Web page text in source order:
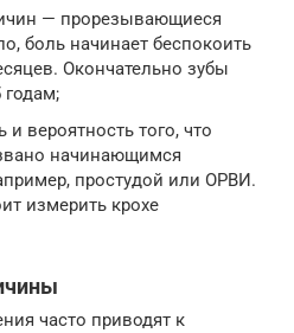
— прорезывающиеся
боль начинает беспокоить
Окончательно зубы
годам;
и вероятность того, что
начинающимся
простудой или ОРВИ.
измерить крохе
часто приводят к